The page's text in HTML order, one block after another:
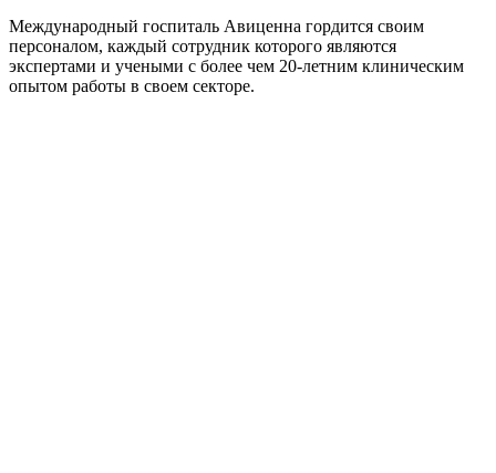
Международный госпиталь Авиценна гордится своим
персоналом, каждый сотрудник которого являются
экспертами и учеными с более чем 20-летним клиническим
опытом работы в своем секторе.